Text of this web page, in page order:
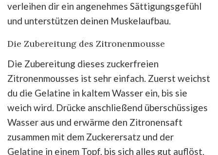
verleihen dir ein angenehmes Sättigungsgefühl
und unterstützen deinen Muskelaufbau.
Die Zubereitung des Zitronenmousse
Die Zubereitung dieses zuckerfreien
Zitronenmousses ist sehr einfach. Zuerst weichst
du die Gelatine in kaltem Wasser ein, bis sie
weich wird. Drücke anschließend überschüssiges
Wasser aus und erwärme den Zitronensaft
zusammen mit dem Zuckerersatz und der
Gelatine in einem Topf, bis sich alles gut auflöst.